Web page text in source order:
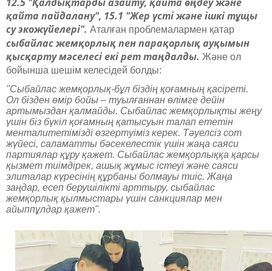
қайта пайдалану", 15.1 "Жер үсті және ішкі тұщы
су экожүйелері". Аталған проблемалармен қатар
сыбайлас жемқорлық пен парақорлық ауқымын
қысқарту мәселесі екі рет таңдалды. Және ол
бойынша шешім келесідей болды:
"Сыбайлас жемқорлық-бұл біздің қоғамның қасіреті.
Ол бізден өмір бойы – туылғаннан өлімге дейін
артымыздан қалмайды. Сыбайлас жемқорлықты жеңу
үшін біз бүкіл қоғамның қатысуын талап ететін
менталитетімізді өзгертуіміз керек. Тәуелсіз сот
жүйесі, саламатты бәсекелестік үшін жаңа саяси
партиялар құру қажет. Сыбайлас жемқорлыққа қарсы
қызмет тиімдірек, ашық жұмыс істеуі және саяси
элиталар күресінің құрбаны болмауы тиіс. Жаңа
заңдар, есеп берушілікті арттыру, сыбайлас
жемқорлық қылмыстары үшін санкциялар мен
айыппұлдар қажет".